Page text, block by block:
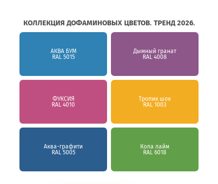
КОЛЛЕКЦИЯ ДОФАМИНОВЫХ ЦВЕТОВ. ТРЕНД 2026.
АКВА БУМ
RAL 5015
Дымный гранат
RAL 4008
ФУКСИЯ
RAL 4010
Тропик шок
RAL 1003
Аква-графити
RAL 5005
Кола лайм
RAL 6018